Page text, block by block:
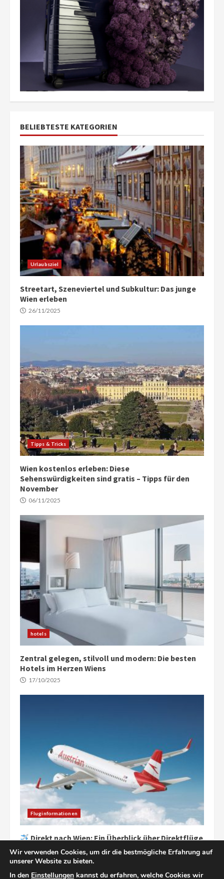
BELIEBTESTE KATEGORIEN
Urlaubsziel
Streetart, Szeneviertel und Subkultur: Das junge
Wien erleben
26/11/2025
Tipps & Tricks
Wien kostenlos erleben: Diese
Sehenswürdigkeiten sind gratis – Tipps für den
November
06/11/2025
hotels
Zentral gelegen, stilvoll und modern: Die besten
Hotels im Herzen Wiens
17/10/2025
Fluginformationen
Direkt nach Wien: Ein Überblick über Direktflüge
aus Deutschland
27/09/2025
Wir verwenden Cookies, um dir die bestmögliche Erfahrung auf
unserer Website zu bieten.
In den Einstellungen kannst du erfahren, welche Cookies wir